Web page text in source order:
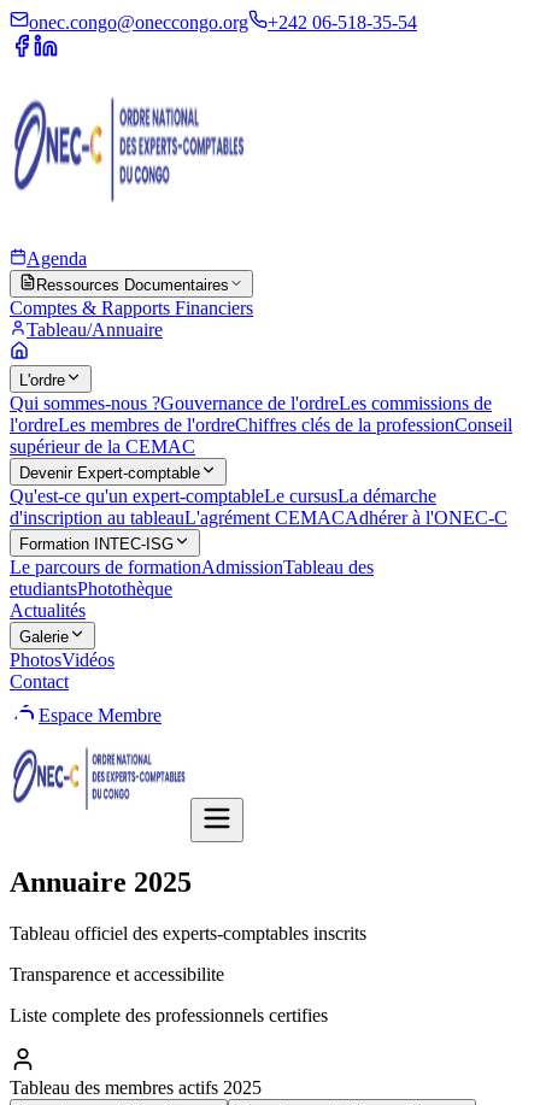
onec.congo@oneccongo.org +242 06-518-35-54
Agenda
Ressources Documentaires
Comptes & Rapports Financiers
Tableau/Annuaire
L'ordre
Qui sommes-nous ?Gouvernance de l'ordreLes commissions de
l'ordreLes membres de l'ordreChiffres clés de la professionConseil
supérieur de la CEMAC
Devenir Expert-comptable
Qu'est-ce qu'un expert-comptableLe cursusLa démarche
d'inscription au tableauL'agrément CEMACAdhérer à l'ONEC-C
Formation INTEC-ISG
Le parcours de formationAdmissionTableau des
etudiantsPhotothèque
Actualités
Galerie
PhotosVidéos
Contact
Espace Membre
Annuaire 2025
Tableau officiel des experts-comptables inscrits
Transparence et accessibilite
Liste complete des professionnels certifies
Tableau des membres actifs 2025